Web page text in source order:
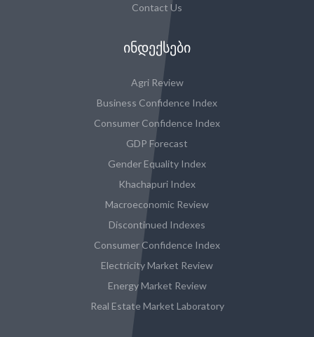
Contact Us
ᲘᲜᲓᲔᲥᲡᲔᲑᲘ
Agri Review
Business Confidence Index
Consumer Confidence Index
GDP Forecast
Gender Equality Index
Khachapuri Index
Macroeconomic Review
Discontinued Indexes
Consumer Confidence Index
Electricity Market Review
Energy Market Review
Real Estate Market Laboratory